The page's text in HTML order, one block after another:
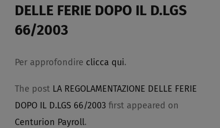
DELLE FERIE DOPO IL D.LGS
66/2003​
Per approfondire clicca qui.
The post LA REGOLAMENTAZIONE DELLE FERIE
DOPO IL D.LGS 66/2003 first appeared on
Centurion Payroll.